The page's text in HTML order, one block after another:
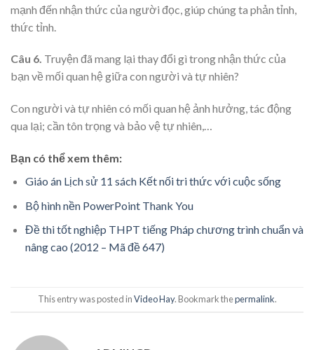
mạnh đến nhận thức của người đọc, giúp chúng ta phản tỉnh,
thức tỉnh.
Câu 6. Truyện đã mang lại thay đổi gì trong nhận thức của
bạn về mối quan hệ giữa con người và tự nhiên?
Con người và tự nhiên có mối quan hệ ảnh hưởng, tác động
qua lại; cần tôn trọng và bảo vệ tự nhiên,…
Bạn có thể xem thêm:
Giáo án Lịch sử 11 sách Kết nối tri thức với cuộc sống
Bộ hình nền PowerPoint Thank You
Đề thi tốt nghiệp THPT tiếng Pháp chương trình chuẩn và
nâng cao (2012 – Mã đề 647)
This entry was posted inVideo Hay. Bookmark thepermalink.